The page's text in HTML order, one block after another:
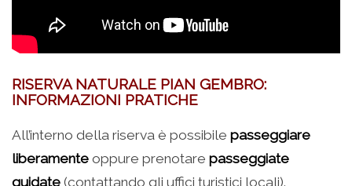
RISERVA NATURALE PIAN GEMBRO:
INFORMAZIONI PRATICHE
All’interno della riserva è possibile passeggiare
liberamente oppure prenotare passeggiate
guidate (contattando gli uffici turistici locali).